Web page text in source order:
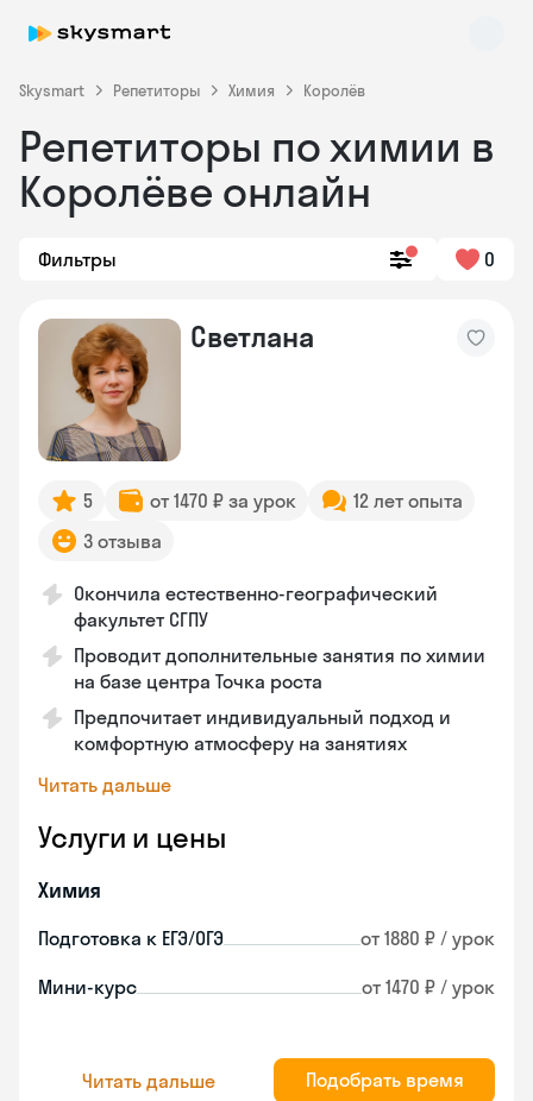
Skysmart Репетиторы Химия Королёв
Репетиторы по химии в
Королёве онлайн
Фильтры 0
Светлана
5 от 1470 ₽ за урок
12 лет опыта
3 отзыва
Окончила естественно-географический
факультет СГПУ
Проводит дополнительные занятия по химии
на базе центра Точка роста
Предпочитает индивидуальный подход и
комфортную атмосферу на занятиях
Читать дальше
Услуги и цены
Химия
Подготовка к ЕГЭ/ОГЭ от 1880 ₽ / урок
Мини-курс от 1470 ₽ / урок
Читать дальше Подобрать время
online